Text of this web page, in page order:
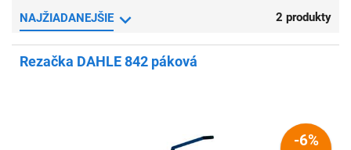
NAJŽIADANEJŠIE 2 produkty
Rezačka DAHLE 842 páková
-6%